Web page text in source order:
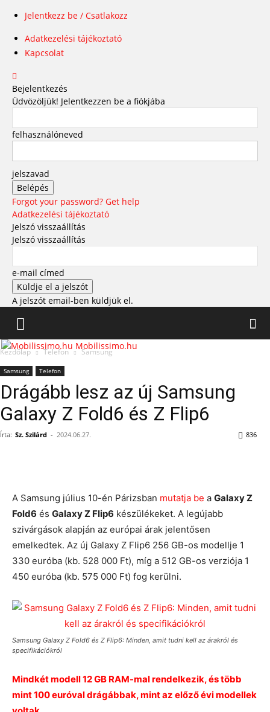
Jelentkezz be / Csatlakozz
Adatkezelési tájékoztató
Kapcsolat
Bejelentkezés
Üdvözöljük! Jelentkezzen be a fiókjába
felhasználóneved
jelszavad
Forgot your password? Get help
Adatkezelési tájékoztató
Jelszó visszaállítás
Jelszó visszaállítás
e-mail címed
A jelszót email-ben küldjük el.
Mobilissimo.hu
Kezdőlap Telefon Samsung
Samsung Telefon
Drágább lesz az új Samsung
Galaxy Z Fold6 és Z Flip6
Írta: Sz. Szilárd - 2024.06.27. 836
A Samsung július 10-én Párizsban mutatja be a Galaxy Z
Fold6 és Galaxy Z Flip6 készülékeket. A legújabb
szivárgások alapján az európai árak jelentősen
emelkedtek. Az új Galaxy Z Flip6 256 GB-os modellje 1
330 euróba (kb. 528 000 Ft), míg a 512 GB-os verziója 1
450 euróba (kb. 575 000 Ft) fog kerülni.
Samsung Galaxy Z Fold6 és Z Flip6: Minden, amit tudni kell az árakról és
specifikációkról
Mindkét modell 12 GB RAM-mal rendelkezik, és több
mint 100 euróval drágábbak, mint az előző évi modellek